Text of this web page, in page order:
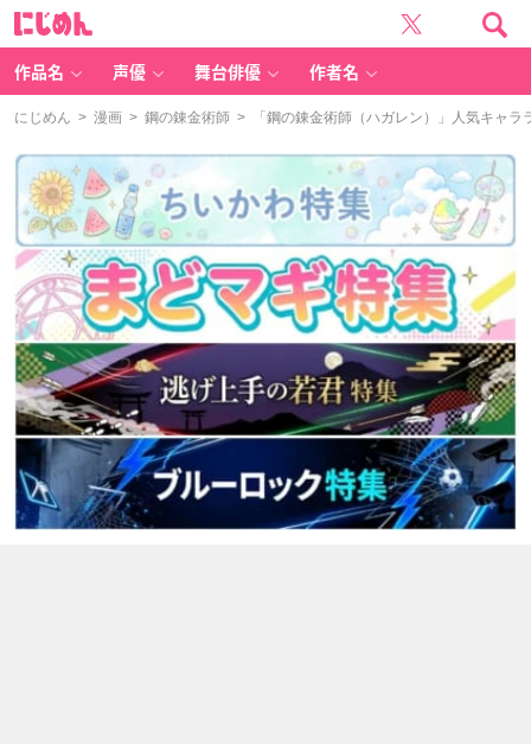
作品名 声優 舞台俳優 作者名
にじめん > 漫画 > 鋼の錬金術師 > 「鋼の錬金術師（ハガレン）」人気キャラ